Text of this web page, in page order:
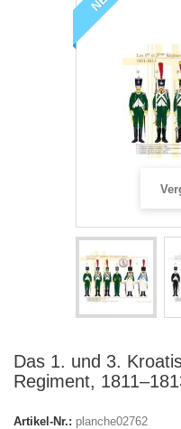
Das 1. und 3.
Regiment,
Artikel-Nr.: planche02762